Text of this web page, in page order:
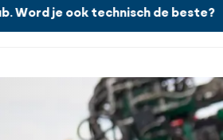
je ook technisch de beste?
Contact Werken bij Zoeken